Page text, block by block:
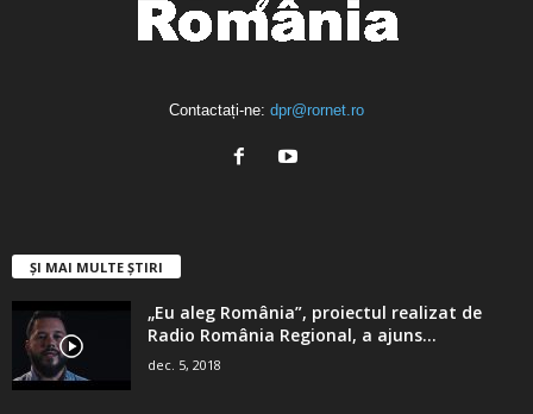
Contactați-ne: dpr@rornet.ro
ȘI MAI MULTE ȘTIRI
„Eu aleg România”, proiectul realizat de
Radio România Regional, a ajuns...
dec. 5, 2018